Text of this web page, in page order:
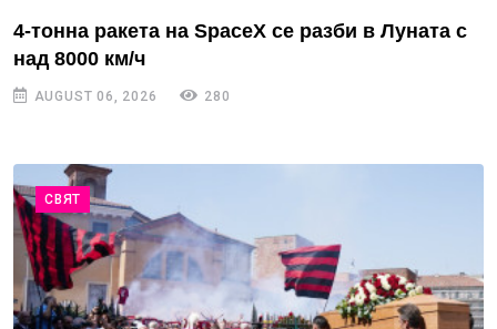
4-тонна ракета на SpaceX се разби в Луната с
над 8000 км/ч
AUGUST 06, 2026 280
СВЯТ